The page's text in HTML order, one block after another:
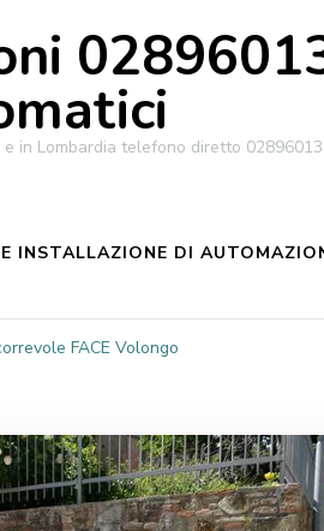
in Lombardia telefono diretto
INSTALLAZIONE DI
FACE Volongo